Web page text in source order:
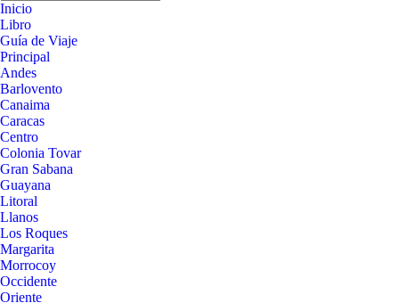
Inicio
Libro
Guía de Viaje
Principal
Andes
Barlovento
Canaima
Caracas
Centro
Colonia Tovar
Gran Sabana
Guayana
Litoral
Llanos
Los Roques
Margarita
Morrocoy
Occidente
Oriente